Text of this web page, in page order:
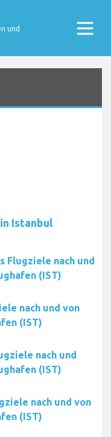
und
Istanbul
Flugziele nach und
(IST)
nach und von
(IST)
nach und
(IST)
nach und von
(IST)